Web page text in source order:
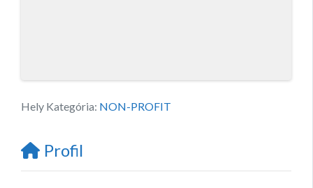
Hely Kategória: NON-PROFIT
Profil